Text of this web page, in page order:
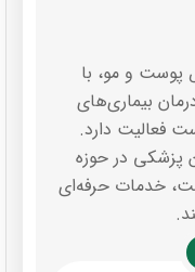
پوست و مو، با
بیماری‌های
فعالیت دارد.
پزشکی در حوزه
خدمات حرفه‌ای